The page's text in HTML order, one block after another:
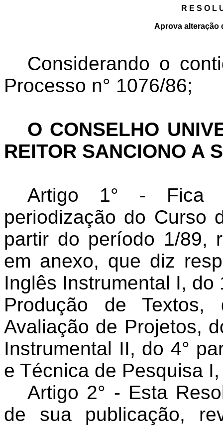
R E S O L
Aprova alteração
Considerando o
Processo n° 1076/86;
O CONSELHO
REITOR SANCIONO A
Artigo 1° - Fica
periodização do Curso
partir do período 1/89,
em anexo, que diz
Inglês Instrumental I, do
Produção de
Avaliação de Projetos,
Instrumental II, do 4°
e Técnica de Pesquisa
Artigo 2° - Esta
de sua publicação,